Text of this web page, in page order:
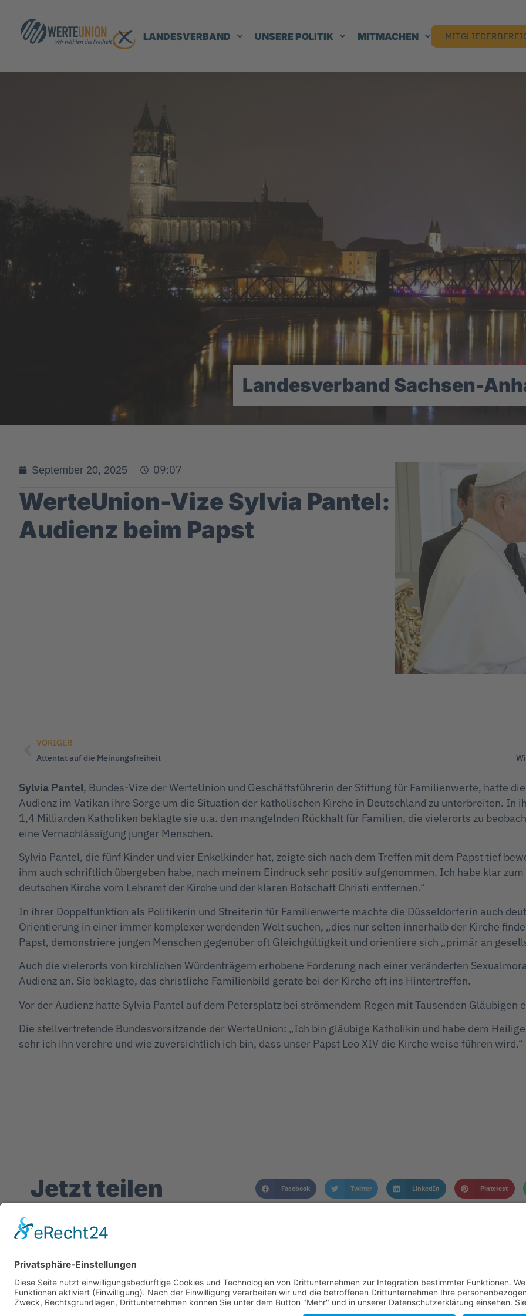
LANDESVERBAND UNSERE POLITIK MITMACHEN
Landesverband Sachsen-
September 20, 2025 09:07
WerteUnion-Vize Sylvia Pantel:
Audienz beim Papst
VORIGER
Attentat auf die Meinungsfreiheit
Sylvia Pantel, Bundes-Vize der WerteUnion und Geschäftsführerin der Stiftung für Familienwerte, hatte
Audienz im Vatikan ihre Sorge um die Situation der katholischen Kirche in Deutschland zu unterbreiten. In
1,4 Milliarden Katholiken beklagte sie u.a. den mangelnden Rückhalt für Familien, die vielerorts zu
eine Vernachlässigung junger Menschen.
Sylvia Pantel, die fünf Kinder und vier Enkelkinder hat, zeigte sich nach dem Treffen mit dem Papst tief
ihm auch schriftlich übergeben habe, nach meinem Eindruck sehr positiv aufgenommen. Ich habe klar
deutschen Kirche vom Lehramt der Kirche und der klaren Botschaft Christi entfernen.“
In ihrer Doppelfunktion als Politikerin und Streiterin für Familienwerte machte die Düsseldorferin auch
Orientierung in einer immer komplexer werdenden Welt suchen, „dies nur selten innerhalb der Kirche
Papst, demonstriere jungen Menschen gegenüber oft Gleichgültigkeit und orientiere sich „primär an
Auch die vielerorts von kirchlichen Würdenträgern erhobene Forderung nach einer veränderten
Audienz an. Sie beklagte, das christliche Familienbild gerate bei der Kirche oft ins Hintertreffen.
Vor der Audienz hatte Sylvia Pantel auf dem Petersplatz bei strömendem Regen mit Tausenden Gläubigen
Die stellvertretende Bundesvorsitzende der WerteUnion: „Ich bin gläubige Katholikin und habe dem
sehr ich ihn verehre und wie zuversichtlich ich bin, dass unser Papst Leo XIV die Kirche weise führen wird.“
Jetzt teilen Facebook Twitter LinkedIn Pinterest